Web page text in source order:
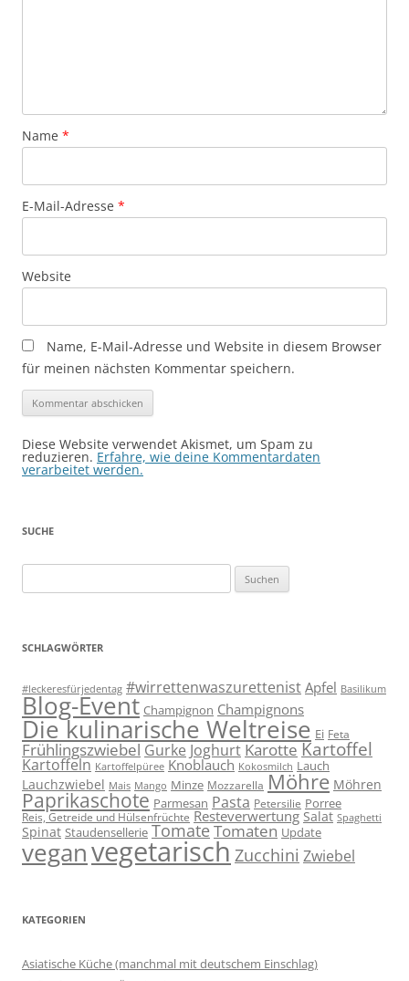
Name *
E-Mail-Adresse *
Website
Name, E-Mail-Adresse und Website in diesem Browser
für meinen nächsten Kommentar speichern.
Diese Website verwendet Akismet, um Spam zu
reduzieren. Erfahre, wie deine Kommentardaten
verarbeitet werden.
SUCHE
nach:
SCHLAGWÖRTER
#leckeresfürjedentag #wirrettenwaszurettenist Apfel Basilikum
Blog-Event Champignon Champignons
Die kulinarische Weltreise Ei Feta
Frühlingszwiebel Gurke Joghurt Karotte Kartoffel
Kartoffeln Kartoffelpüree Knoblauch Kokosmilch Lauch
Lauchzwiebel Mais Mango Minze Mozzarella Möhre Möhren
Paprikaschote Parmesan Pasta Petersilie Porree
Reis, Getreide und Hülsenfrüchte Resteverwertung Salat Spaghetti
Spinat Staudensellerie TomateTomaten Update
veganvegetarischZucchini Zwiebel
KATEGORIEN
Asiatische Küche (manchmal mit deutschem Einschlag)